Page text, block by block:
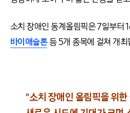
소치 장애인 동계올림픽은 7일부터
바이애슬론등 5개 종목에 걸쳐 개최
"소치 장애인 올림픽을 위